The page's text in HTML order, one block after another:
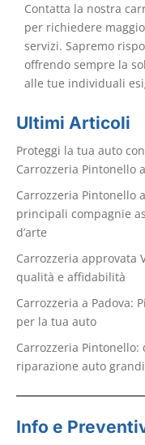
Contatta la nostra
per richiedere
servizi. Sapremo
offrendo sempre la
alle tue individuali
Ultimi Articoli
Proteggi la tua auto
Carrozzeria Pintonello
Carrozzeria Pintonello
principali compagnie
d’arte
Carrozzeria approvata
qualità e affidabilità
Carrozzeria a Padova:
per la tua auto
Carrozzeria
riparazione auto
Info e